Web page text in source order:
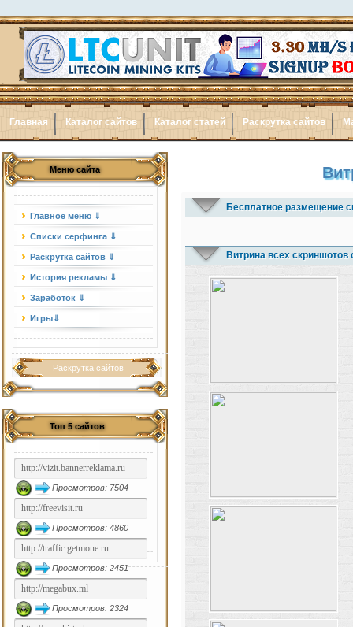
Главная Каталог сайтов Каталог статей Раскрутка сайтов
Меню сайта
Главное меню ⇓
Списки серфинга ⇓
Раскрутка сайтов ⇓
История рекламы ⇓
Заработок ⇓
Игры⇓
Раскрутка сайтов
Топ 5 сайтов
Просмотров: 7504
Просмотров: 4860
Просмотров: 2451
Просмотров: 2324
Бесплатное размещение
Витрина всех скриншотов